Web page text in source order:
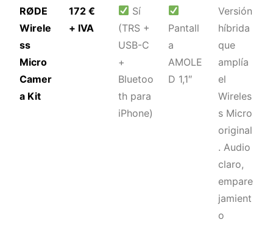
RØDE
Wirele
ss
Micro
Camer
a Kit
172 €
+ IVA
Sí
(TRS +
USB-C
+
Bluetoo
th para
iPhone)
Pantall
a
AMOLE
D 1,1″
Versión
híbrida
que
amplía
el
Wireles
s Micro
original
. Audio
claro,
empare
jamient
o